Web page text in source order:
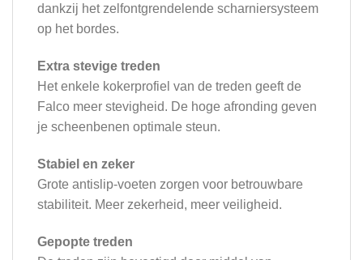
dankzij het zelfontgrendelende scharniersysteem
op het bordes.
Extra stevige treden
Het enkele kokerprofiel van de treden geeft de
Falco meer stevigheid. De hoge afronding geven
je scheenbenen optimale steun.
Stabiel en zeker
Grote antislip-voeten zorgen voor betrouwbare
stabiliteit. Meer zekerheid, meer veiligheid.
Gepopte treden